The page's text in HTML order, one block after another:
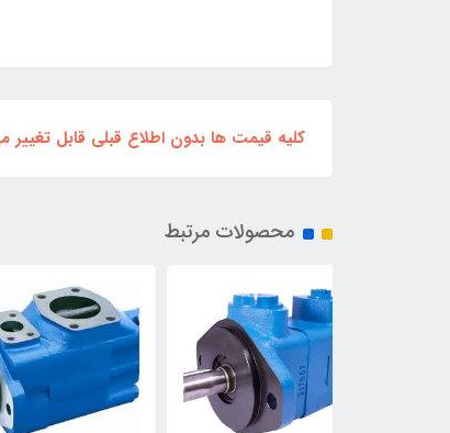
کلیه قیمت ها بدون اطلاع قبلی قابل تغییر
محصولات مرتبط